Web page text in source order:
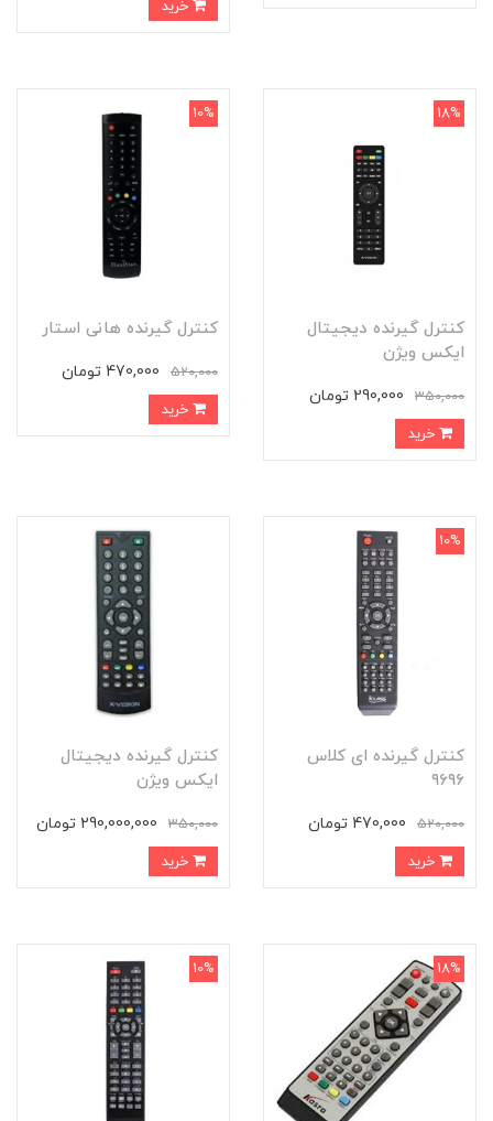
کنترل گیرنده دیجیتال
ایکس ویژن
350,000 290,000 تومان
18%
کنترل گیرنده هانی استار
520,000 470,000 تومان
10%
کنترل گیرنده ای کلاس
۹۶۹۶
520,000 470,000 تومان
10%
کنترل گیرنده دیجیتال
ایکس ویژن
350,000
290,000,000 تومان
18%
10%